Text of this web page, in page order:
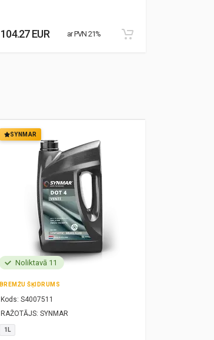
104.27 EUR ar PVN 21%
SYNMAR
Noliktavā 11
BREMŽU ŠĶIDRUMS
Kods: S4007511
RAŽOTĀJS: SYNMAR
1L